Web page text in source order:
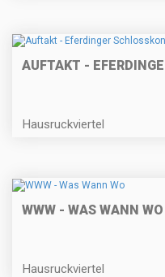
AUFTAKT -
Hausruckviertel
WWW - WAS WANN WO
Hausruckviertel